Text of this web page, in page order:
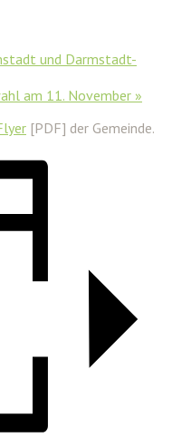
und Darmstadt-
am 11. November »
[PDF] der Gemeinde.